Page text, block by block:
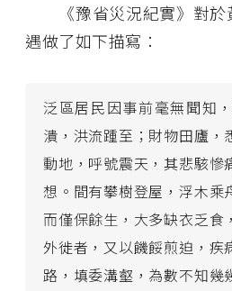
《豫省災況紀實》對於
遇做了如下描寫：
泛區居民因事前毫無聞知
潰，洪流踵至；財物田廬，
動地，呼號震天，其悲駭慘
想。間有攀樹登屋，浮木乘
而僅保餘生，大多缺衣乏食
外徙者，又以饑餒煎迫，疾
路，填委溝壑，為數不知幾